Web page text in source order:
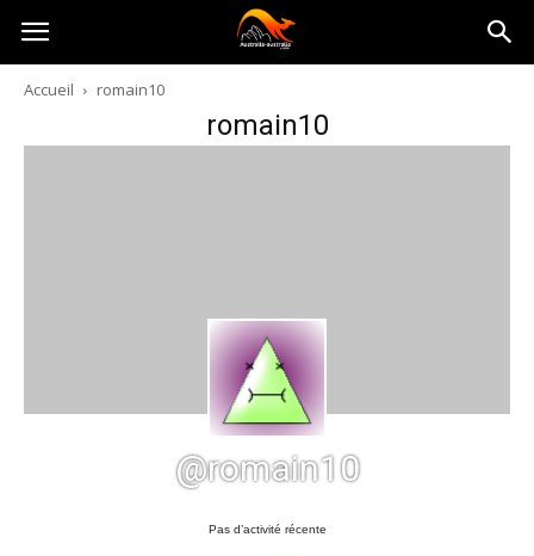
Australia-
australie.com
Accueil romain10
romain10
@romain10
Pas d’activité récente